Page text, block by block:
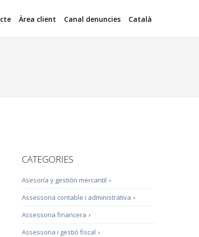
Àrea client Canal denuncies Català
CATEGORIES
›
Asesoría y gestión mercantil
›
Assessoria contable i administrativa
›
Assessoria financera
›
Assessoria i gestió fiscal